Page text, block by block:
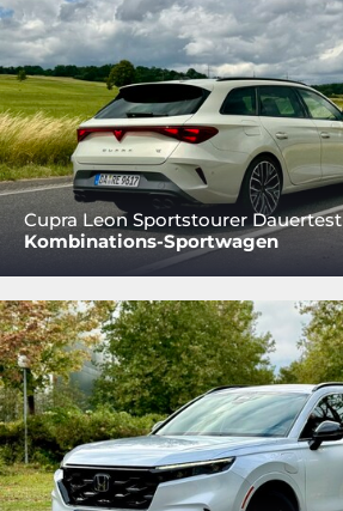
Cupra Leon Sportstourer Dauertest
Kombinations-Sportwagen